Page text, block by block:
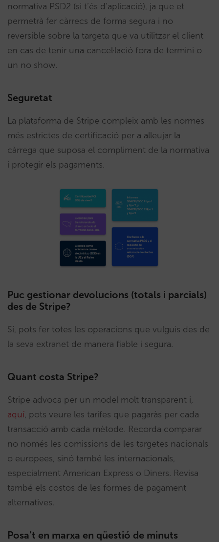
normativa PSD2 (si t’és d’aplicació), ja que et
permetrà fer càrrecs de forma segura i no
reversible sobre la targeta que va utilitzar el client
en cas de tenir una cancel·lació fora de termini o
un no show.
Seguretat
La plataforma de Stripe compleix amb les normes
més estrictes de certificació per a alleujar la
càrrega que suposa el compliment de la normativa
i protegir els pagaments.
Puc gestionar devolucions (totals i parcials)
des de Stripe?
Sí, pots fer totes les operacions que vulguis des de
la seva extranet de manera fiable i segura.
Quant costa Stripe?
Stripe advoca per un model molt transparent i,
aquí, pots veure les tarifes que pagaràs per cada
transacció amb cada mètode. Recorda comparar
no només les comissions de les targetes nacionals
o europees, sinó també les internacionals,
especialment American Express o Diners. Revisa
també els costos de les formes de pagament
alternatives.
Posa’t en marxa en qüestió de minuts